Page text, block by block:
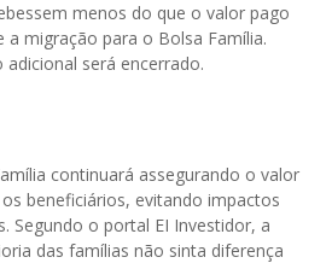
menos do que o valor pago
a migração para o Bolsa Família.
será encerrado.
continuará assegurando o valor
beneficiários, evitando impactos
Segundo o portal EI Investidor, a
das famílias não sinta diferença